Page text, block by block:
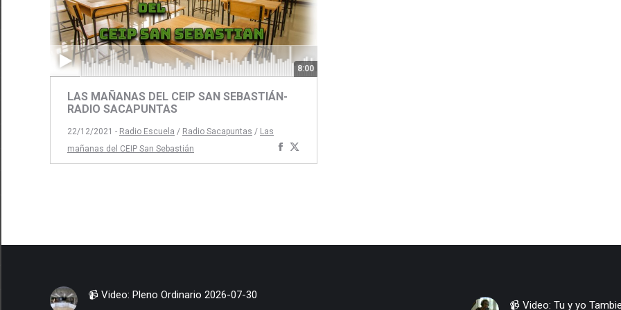
8:00
LAS MAÑANAS DEL CEIP SAN SEBASTIÁN-
RADIO SACAPUNTAS
22/12/2021 - Radio Escuela / Radio Sacapuntas / Las
mañanas del CEIP San Sebastián
Compartir
concon
📹 Video: Pleno Ordinario 2026-07-30
📹 Video: Tu y